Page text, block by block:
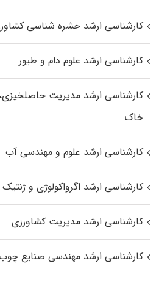
کارشناسی ارشد حشره‌ شناسی
کارشناسی ارشد علوم دام و طیور
کارشناسی ارشد مدیریت
خاک
کارشناسی ارشد علوم و مهندسی آب
کارشناسی ارشد اگرواکولوژی و
کارشناسی ارشد مدیریت کشاورزی
کارشناسی ارشد مهندسی صنایع